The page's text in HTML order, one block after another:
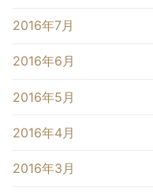
2016年7月
2016年6月
2016年5月
2016年4月
2016年3月